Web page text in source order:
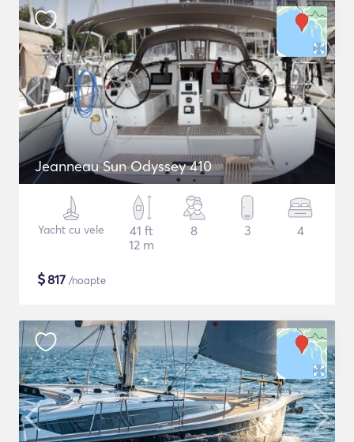
Jeanneau Sun Odyssey 410
Yacht cu vele
41 ft
12 m
8 3 4
$817 /noapte